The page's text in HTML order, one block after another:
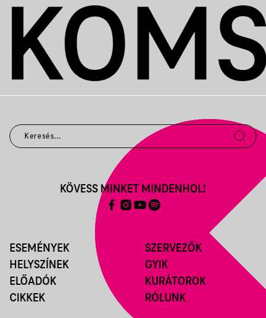
ESEMÉNYEK
HELYSZÍNEK
ELŐADÓK
CIKKEK
SZERVEZŐK
GYIK
KURÁTOROK
RÓLUNK
KÖVESS MINKET MINDENHOL!